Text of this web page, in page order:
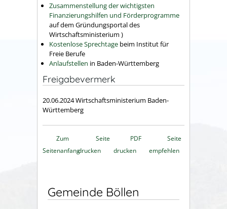
Zusammenstellung der wichtigsten
Finanzierungshilfen und Förderprogramme
auf dem Gründungsportal des
Wirtschaftsministerium )
Kostenlose Sprechtage beim Institut für
Freie Berufe
Anlaufstellen in Baden-Württemberg
Freigabevermerk
20.06.2024 Wirtschaftsministerium Baden-
Württemberg
Zum
Seitenanfang
Seite
drucken
PDF
drucken
Seite
empfehlen
Gemeinde Böllen